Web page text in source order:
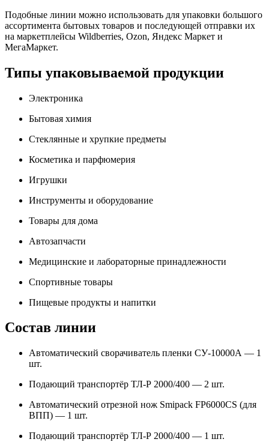
Подобные линии можно использовать для упаковки большого
ассортимента бытовых товаров и последующей отправки их
на маркетплейсы Wildberries, Ozon, Яндекс Маркет и
МегаМаркет.
Типы упаковываемой продукции
Электроника
Бытовая химия
Стеклянные и хрупкие предметы
Косметика и парфюмерия
Игрушки
Инструменты и оборудование
Товары для дома
Автозапчасти
Медицинские и лабораторные принадлежности
Спортивные товары
Пищевые продукты и напитки
Состав линии
Автоматический сворачиватель пленки СУ-10000А — 1
шт.
Подающий транспортёр ТЛ-Р 2000/400 — 2 шт.
Автоматический отрезной нож Smipack FP6000CS (для
ВПП) — 1 шт.
Подающий транспортёр ТЛ-Р 2000/400 — 1 шт.